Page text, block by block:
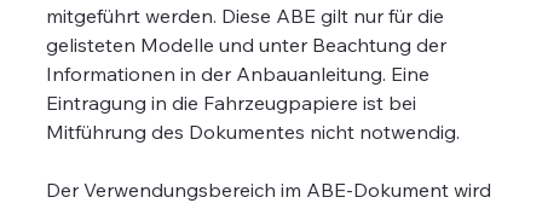
mitgeführt werden. Diese ABE gilt nur für die
gelisteten Modelle und unter Beachtung der
Informationen in der Anbauanleitung. Eine
Eintragung in die Fahrzeugpapiere ist bei
Mitführung des Dokumentes nicht notwendig.
Der Verwendungsbereich im ABE-Dokument wird